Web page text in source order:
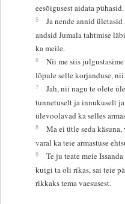
eesõigusest aidata pühasid.
5
Ja nende annid
andsid Jumala tahtmise
ka meile.
6
Nii me siis
lõpule selle korjanduse, nii
7
Jah, nii nagu te olete
tunnetuselt ja innukuselt
ülevoolavad ka selles
8
Ma ei ütle seda
varal ka teie armastuse
9
Te ju teate meie
kuigi ta oli rikas, sai teie
rikkaks tema vaesusest.